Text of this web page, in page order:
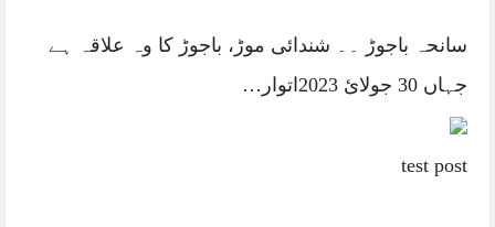
سانحہ باجوڑ ۔۔ شندائی موڑ، باجوڑ کا وہ علاقہ ہے
جہاں 30 جولائ 2023اتوار…
test post